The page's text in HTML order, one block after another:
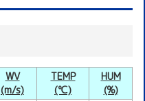
WV
(m/s)
TEMP
(℃)
HUM
(%)